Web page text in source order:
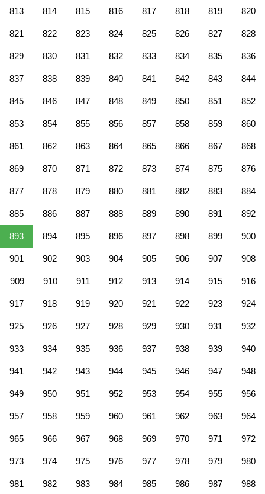
813 814 815 816 817 818 819 820
821 822 823 824 825 826 827 828
829 830 831 832 833 834 835 836
837 838 839 840 841 842 843 844
845 846 847 848 849 850 851 852
853 854 855 856 857 858 859 860
861 862 863 864 865 866 867 868
869 870 871 872 873 874 875 876
877 878 879 880 881 882 883 884
885 886 887 888 889 890 891 892
893 894 895 896 897 898 899 900
901 902 903 904 905 906 907 908
909 910 911 912 913 914 915 916
917 918 919 920 921 922 923 924
925 926 927 928 929 930 931 932
933 934 935 936 937 938 939 940
941 942 943 944 945 946 947 948
949 950 951 952 953 954 955 956
957 958 959 960 961 962 963 964
965 966 967 968 969 970 971 972
973 974 975 976 977 978 979 980
981 982 983 984 985 986 987 988